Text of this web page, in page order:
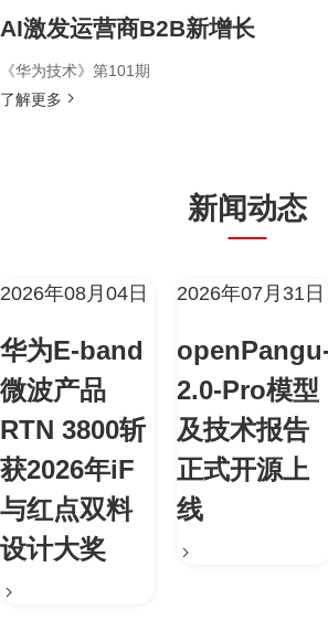
AI激发运营商B2B新增长
《华为技术》第101期
了解更多
新闻动态
2026年08月04日
华为E-band
微波产品
RTN 3800斩
获2026年iF
与红点双料
设计大奖
2026年07月31日
2.0-Pro模型
及技术报告
正式开源上
线